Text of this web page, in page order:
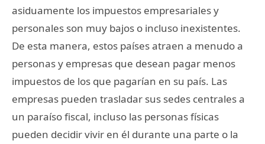
asiduamente los impuestos empresariales y
personales son muy bajos o incluso inexistentes.
De esta manera, estos países atraen a menudo a
personas y empresas que desean pagar menos
impuestos de los que pagarían en su país. Las
empresas pueden trasladar sus sedes centrales a
un paraíso fiscal, incluso las personas físicas
pueden decidir vivir en él durante una parte o la